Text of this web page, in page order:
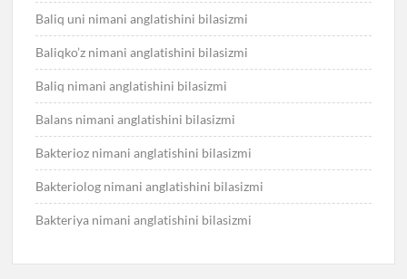
Baliq uni nimani anglatishini bilasizmi
Baliqko’z nimani anglatishini bilasizmi
Baliq nimani anglatishini bilasizmi
Balans nimani anglatishini bilasizmi
Bakterioz nimani anglatishini bilasizmi
Bakteriolog nimani anglatishini bilasizmi
Bakteriya nimani anglatishini bilasizmi